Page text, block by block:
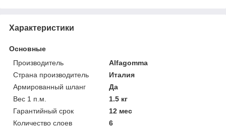
Характеристики
Основные
Производитель
Alfagomma
Страна производитель
Италия
Армированный шланг
Да
Вес 1 п.м.
1.5 кг
Гарантийный срок
12 мес
Количество слоев
6